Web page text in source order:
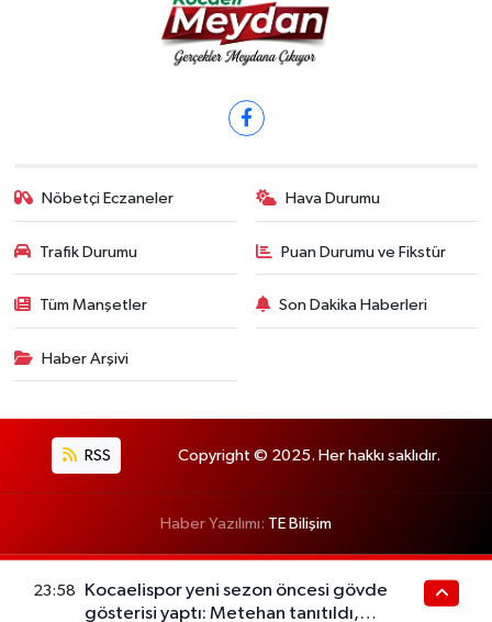
Nöbetçi Eczaneler Hava Durumu
Trafik Durumu Puan Durumu ve Fikstür
Tüm Manşetler Son Dakika Haberleri
Haber Arşivi
RSS Copyright © 2025. Her hakkı saklıdır.
Haber Yazılımı: TE Bilişim
23:58
Kocaelispor yeni sezon öncesi gövde
gösterisi yaptı: Metehan tanıtıldı,